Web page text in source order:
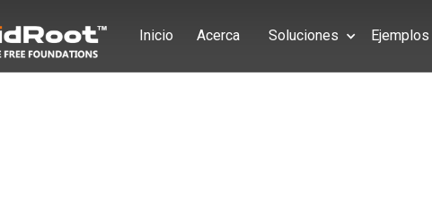
Inicio Acerca Soluciones Ejemplos